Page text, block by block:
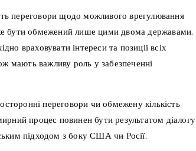
переговори щодо можливого врегулювання
бути обмежений лише цими двома державами.
враховувати інтереси та позиції всіх
мають важливу роль у забезпеченні
переговори чи обмежену кількість
процес повинен бути результатом діалогу
підходом з боку США чи Росії.